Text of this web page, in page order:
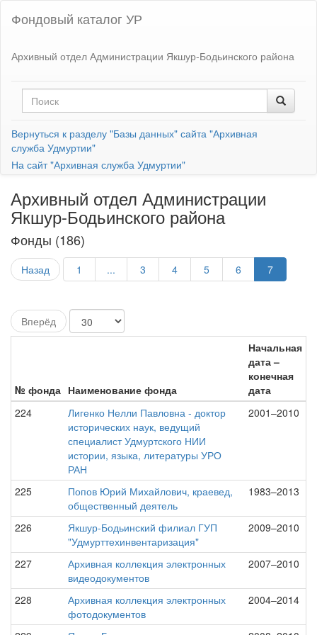
Фондовый каталог УР
Архивный отдел Администрации Якшур-Бодьинского района
Вернуться к разделу "Базы данных" сайта "Архивная
служба Удмуртии"
На сайт "Архивная служба Удмуртии"
Архивный отдел Администрации
Якшур-Бодьинского района
Фонды (186)
Назад 1 ... 3 4 5 6 7
Вперёд
№ фонда Наименование фонда
Начальная
дата –
конечная
дата
224
Лигенко Нелли Павловна - доктор
исторических наук, ведущий
специалист Удмуртского НИИ
истории, языка, литературы УРО
РАН
2001–2010
225
Попов Юрий Михайлович, краевед,
общественный деятель
1983–2013
226
Якшур-Бодьинский филиал ГУП
"Удмурттехинвентаризация"
2009–2010
227
Архивная коллекция электронных
видеодокументов
2007–2010
228
Архивная коллекция электронных
фотодокументов
2004–2014